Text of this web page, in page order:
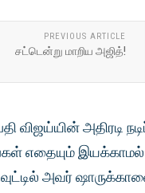
PREVIOUS ARTICLE
சட்டென்று மாறிய அஜித்!
விஜய்யின் அதிரடி
எதையும் இயக்காமல்
அவர்